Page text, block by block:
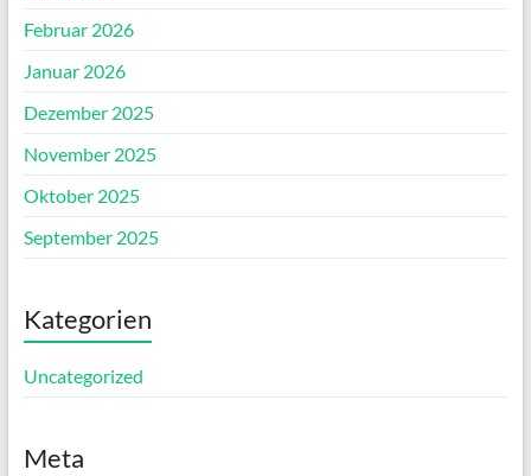
Februar 2026
Januar 2026
Dezember 2025
November 2025
Oktober 2025
September 2025
Kategorien
Uncategorized
Meta